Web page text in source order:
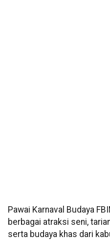
Pawai Karnaval Budaya
berbagai atraksi seni,
serta budaya khas dari